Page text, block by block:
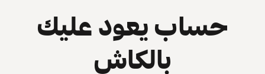
حساب يعود عليك
بالكاش